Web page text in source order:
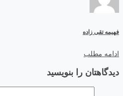
فهیمه تقی زاده
ادامه مطلب
دیدگاهتان را بنویسید